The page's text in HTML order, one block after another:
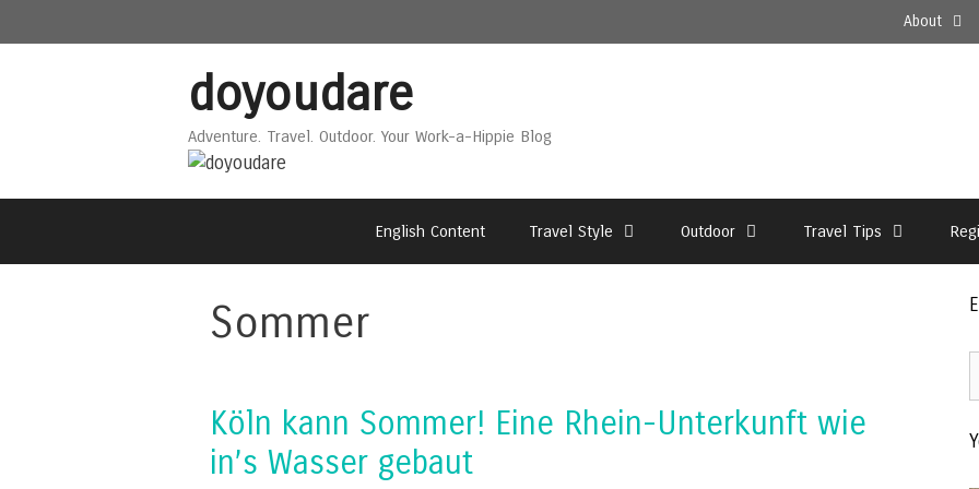
to
to
content
About
doyoudare
Adventure. Travel. Outdoor. Your Work-a-Hippie Blog
English Content Travel Style Outdoor Travel Tips
Sommer
Köln kann Sommer! Eine Rhein-Unterkunft wie
in’s Wasser gebaut